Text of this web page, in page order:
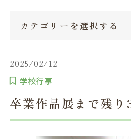
卒業生の方へ在学生へ一般の方へ
2025/02/12
学校行事
卒業作品展まで残り
カテゴリーを選択する